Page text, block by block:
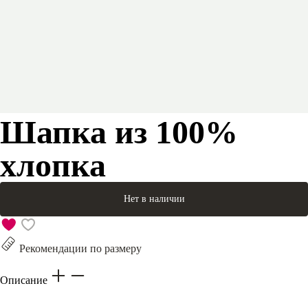
Шапка из 100%
хлопка
Нет в наличии
Рекомендации по размеру
Описание